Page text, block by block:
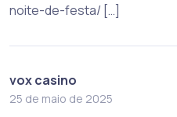
noite-de-festa/ […]
vox casino
25 de maio de 2025